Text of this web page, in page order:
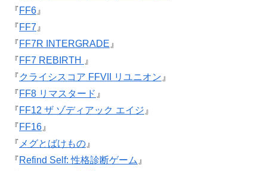
『FF6 』
『FF7 』
『FF7R INTERGRADE 』
『FF7 REBIRTH
』
『クライシスコア FFVII リユニオン 』
『FF8 リマスタード 』
『FF12 ザ ゾディアック エイジ 』
『FF16 』
『 メグとばけもの 』
『Refind Self: 性格診断ゲーム 』